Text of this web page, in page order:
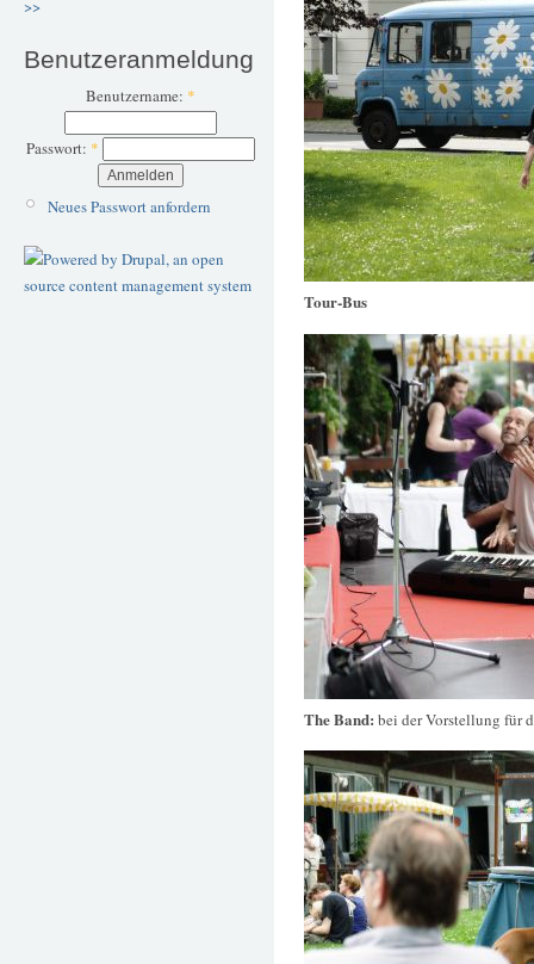
>>
Benutzeranmeldung
Benutzername: *
Passwort: *
Neues Passwort anfordern
Tour-Bus
The Band: bei der Vorstellung für